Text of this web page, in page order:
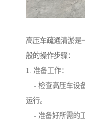
高压车疏通清淤是
般的操作步骤：
1. 准备工作：
- 检查高压车设
运行。
- 准备好所需的